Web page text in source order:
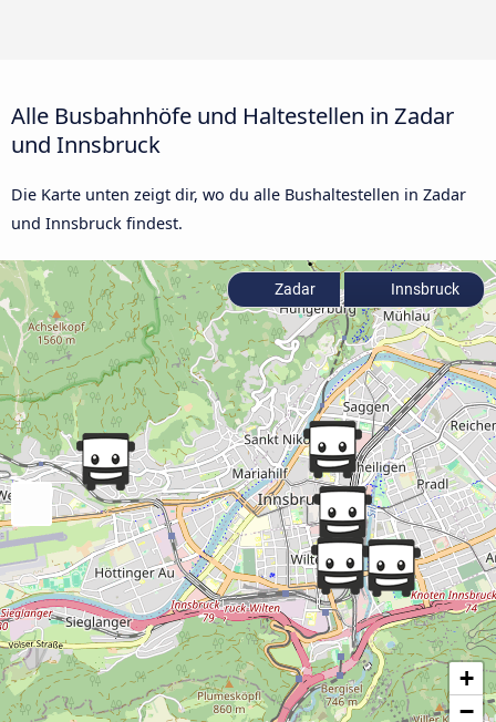
Alle Busbahnhöfe und Haltestellen in Zadar
und Innsbruck
Die Karte unten zeigt dir, wo du alle Bushaltestellen in Zadar
und Innsbruck findest.
+
−
Zadar Innsbruck